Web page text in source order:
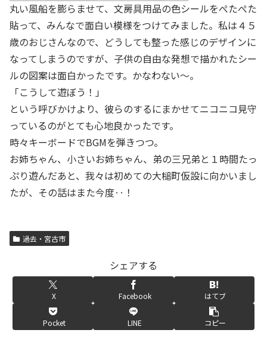
丸い風船を膨らませて、文房具用品の色シールをぺたぺた
貼って、みんなで面白い模様をつけてみました。私は４５
歳のおじさんなので、どうしても整った感じのデザインに
なってしまうのですが、子供の自由な発想で描かれたシー
ルの図案は面白かったです。かなわない～。
「こうして遊ぼう！」
という呼びかけより、彼らのするにまかせてニコニコ見守
っているのがとても心地良かったです。
時々キーボードでBGMを弾きつつ。
お姉ちゃん、小さいお姉ちゃん、弟の三兄弟と１時間たっ
ぷり遊んだあと、我々は初めての大槌町仮設に向かいまし
たが、その話はまた今度‥！
過去・宮古市
シェアする
X Facebook はてブ
Pocket LINE コピー